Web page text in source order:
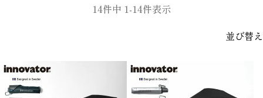
並び替え
14件中 1-14件表示